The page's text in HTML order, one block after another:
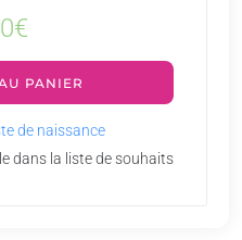
€
PANIER
de naissance
dans la liste de souhaits